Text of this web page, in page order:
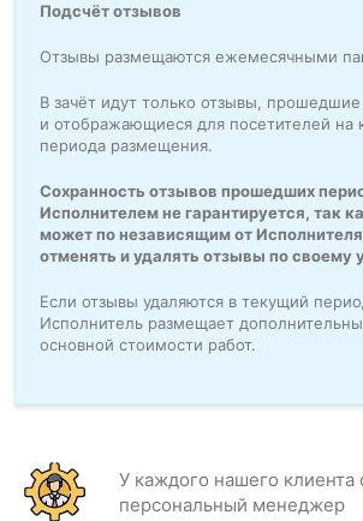
Подсчёт отзывов
Отзывы размещаются ежемесячными
В зачёт идут только отзывы,
и отображающиеся для посетителей на
периода размещения.
Сохранность отзывов прошедших
Исполнителем не гарантируется, так
может по независящим от
отменять и удалять отзывы по своему
Если отзывы удаляются в текущий
Исполнитель размещает
основной стоимости работ.
У каждого нашего клиента
персональный менеджер